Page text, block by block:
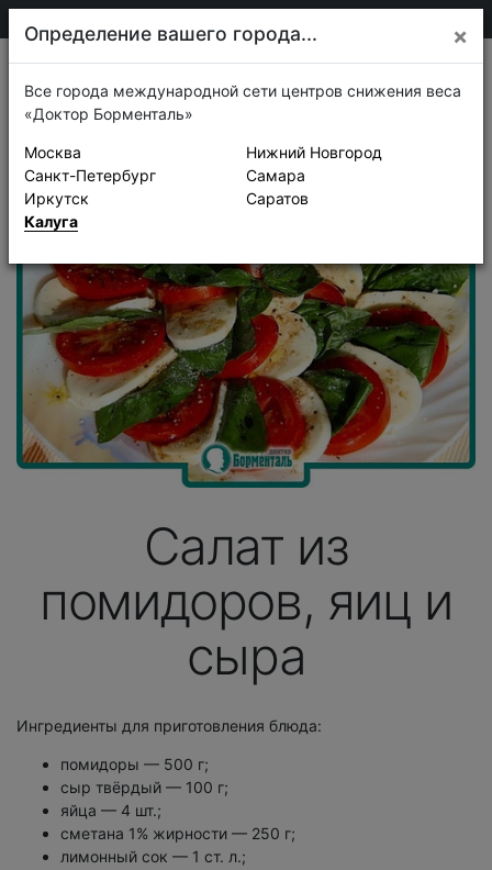
Рецепты
Салат из
помидоров, яиц и
сыра
Ингредиенты для приготовления блюда:
помидоры — 500 г;
сыр твёрдый — 100 г;
яйца — 4 шт.;
сметана 1% жирности — 250 г;
лимонный сок — 1 ст. л.;
Определение вашего города... ×
Все города международной сети центров снижения веса
«Доктор Борменталь»
Москва
Санкт-Петербург
Иркутск
Калуга
Нижний Новгород
Самара
Саратов